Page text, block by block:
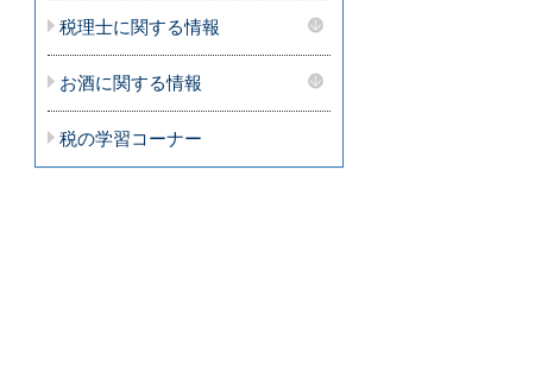
税理士に関する情報
お酒に関する情報
税の学習コーナー